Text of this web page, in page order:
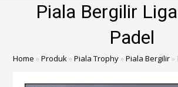
Piala Bergilir
Padel
Home »Produk»Piala Trophy»Piala Bergilir»